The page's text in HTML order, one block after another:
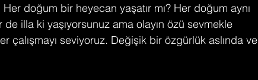
doğum bir heyecan yaşatır mı? Her doğum aynı
illa ki yaşıyorsunuz ama olayın özü sevmekle
çalışmayı seviyoruz. Değişik bir özgürlük aslında ve